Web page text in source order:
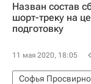
Екатерина
Назван состав
шорт-треку на
подготовку
11 мая 2020, 18:05
Софья